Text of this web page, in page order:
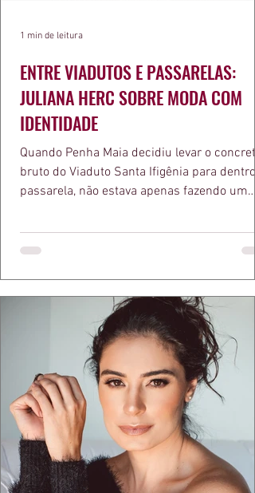
ENTRE VIADUTOS E PASSARELAS:
JULIANA HERC SOBRE MODA COM
IDENTIDADE
Quando Penha Maia decidiu levar o concreto
bruto do Viaduto Santa Ifigênia para dentro
passarela, não estava apenas fazendo um
a apresentadora e influenciadora Juliana
defende há tempos, o de que moda
estruturas geométricas, volumes
aquele concreto aparente típico da
arquitetura paulistana em peças de vestir,
1 min de leitura